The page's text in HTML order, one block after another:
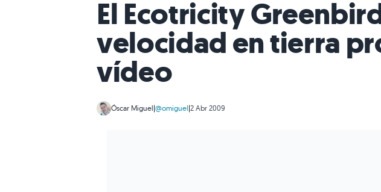
El Ecotricity
velocidad en tierra
vídeo
Óscar Miguel|@omiguel|2 Abr 2009